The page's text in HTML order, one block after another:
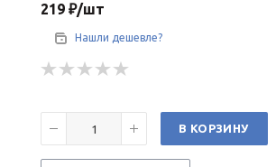
219 ₽/шт
Нашли дешевле?
В КОРЗИНУ